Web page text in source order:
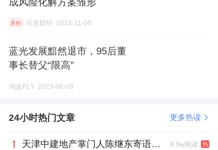
原创 乐居财经 2023-11-08
蓝光发展黯然退市，95后董
事长替父“限高”
鸿途FLY 2023-06-08
24小时热门文章 更多热读
天津中建地产掌门人陈继东寄语青年“跳出舒适区”，曾任银行信贷经理 9.9w阅读 热